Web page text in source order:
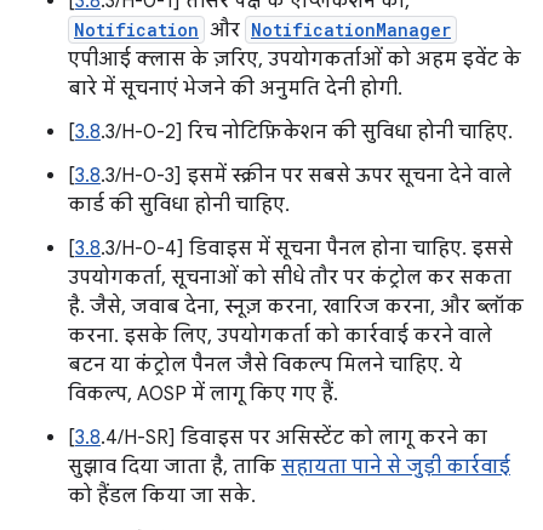
Notification और NotificationManager
एपीआई क्लास के ज़रिए, उपयोगकर्ताओं को अहम इवेंट के
बारे में सूचनाएं भेजने की अनुमति देनी होगी.
[3.8.3/H-0-2] रिच नोटिफ़िकेशन की सुविधा होनी चाहिए.
[3.8.3/H-0-3] इसमें स्क्रीन पर सबसे ऊपर सूचना देने वाले
कार्ड की सुविधा होनी चाहिए.
[3.8.3/H-0-4] डिवाइस में सूचना पैनल होना चाहिए. इससे
उपयोगकर्ता, सूचनाओं को सीधे तौर पर कंट्रोल कर सकता
है. जैसे, जवाब देना, स्नूज़ करना, खारिज करना, और ब्लॉक
करना. इसके लिए, उपयोगकर्ता को कार्रवाई करने वाले
बटन या कंट्रोल पैनल जैसे विकल्प मिलने चाहिए. ये
विकल्प, AOSP में लागू किए गए हैं.
[3.8.4/H-SR] डिवाइस पर असिस्टेंट को लागू करने का
सुझाव दिया जाता है, ताकि सहायता पाने से जुड़ी कार्रवाई
को हैंडल किया जा सके.